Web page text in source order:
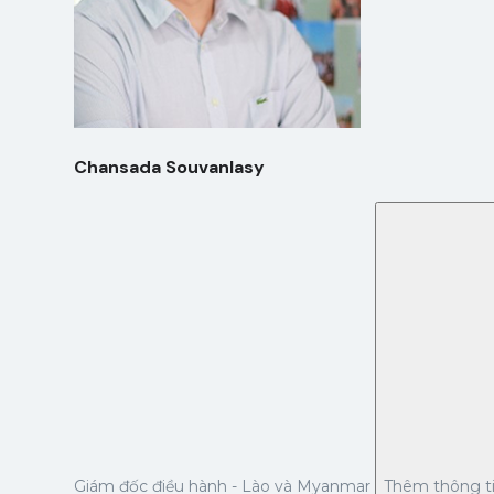
Chansada Souvanlasy
Giám đốc điều hành - Lào và Myanmar Thêm thông